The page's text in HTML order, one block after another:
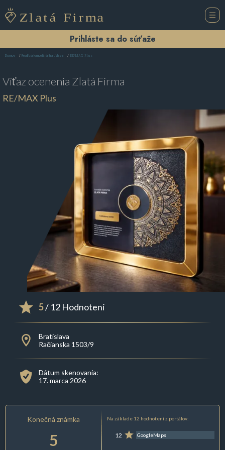
Prihláste sa do súťaže
Domov Realitná kancelária Bratislava RE/MAX Plus
Víťaz ocenenia Zlatá Firma
RE/MAX Plus
5/ 12 Hodnotení
Bratislava
Račianska 1503/9
Dátum skenovania:
17. marca 2026
Konečná známka
5
Na základe 12 hodnotení z portálov:
12 GoogleMaps